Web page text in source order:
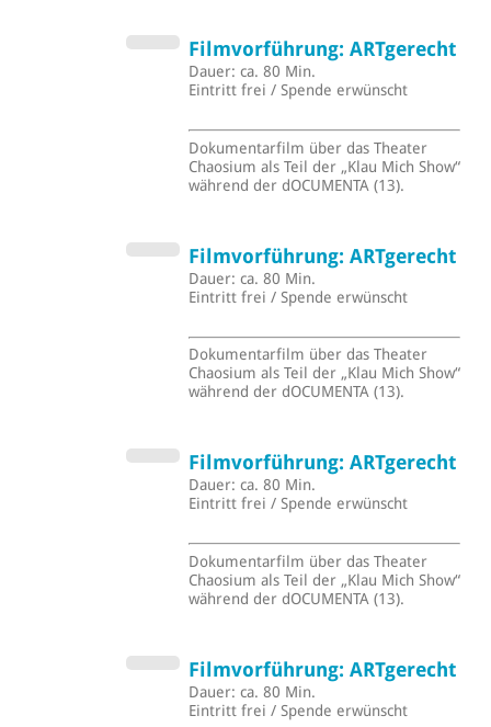
Filmvorführung: ARTgerecht
Dauer: ca. 80 Min.
Eintritt frei / Spende erwünscht
Dokumentarfilm über das Theater
Chaosium als Teil der „Klau Mich Show“
während der dOCUMENTA (13).
Filmvorführung: ARTgerecht
Dauer: ca. 80 Min.
Eintritt frei / Spende erwünscht
Dokumentarfilm über das Theater
Chaosium als Teil der „Klau Mich Show“
während der dOCUMENTA (13).
Filmvorführung: ARTgerecht
Dauer: ca. 80 Min.
Eintritt frei / Spende erwünscht
Dokumentarfilm über das Theater
Chaosium als Teil der „Klau Mich Show“
während der dOCUMENTA (13).
Filmvorführung: ARTgerecht
Dauer: ca. 80 Min.
Eintritt frei / Spende erwünscht